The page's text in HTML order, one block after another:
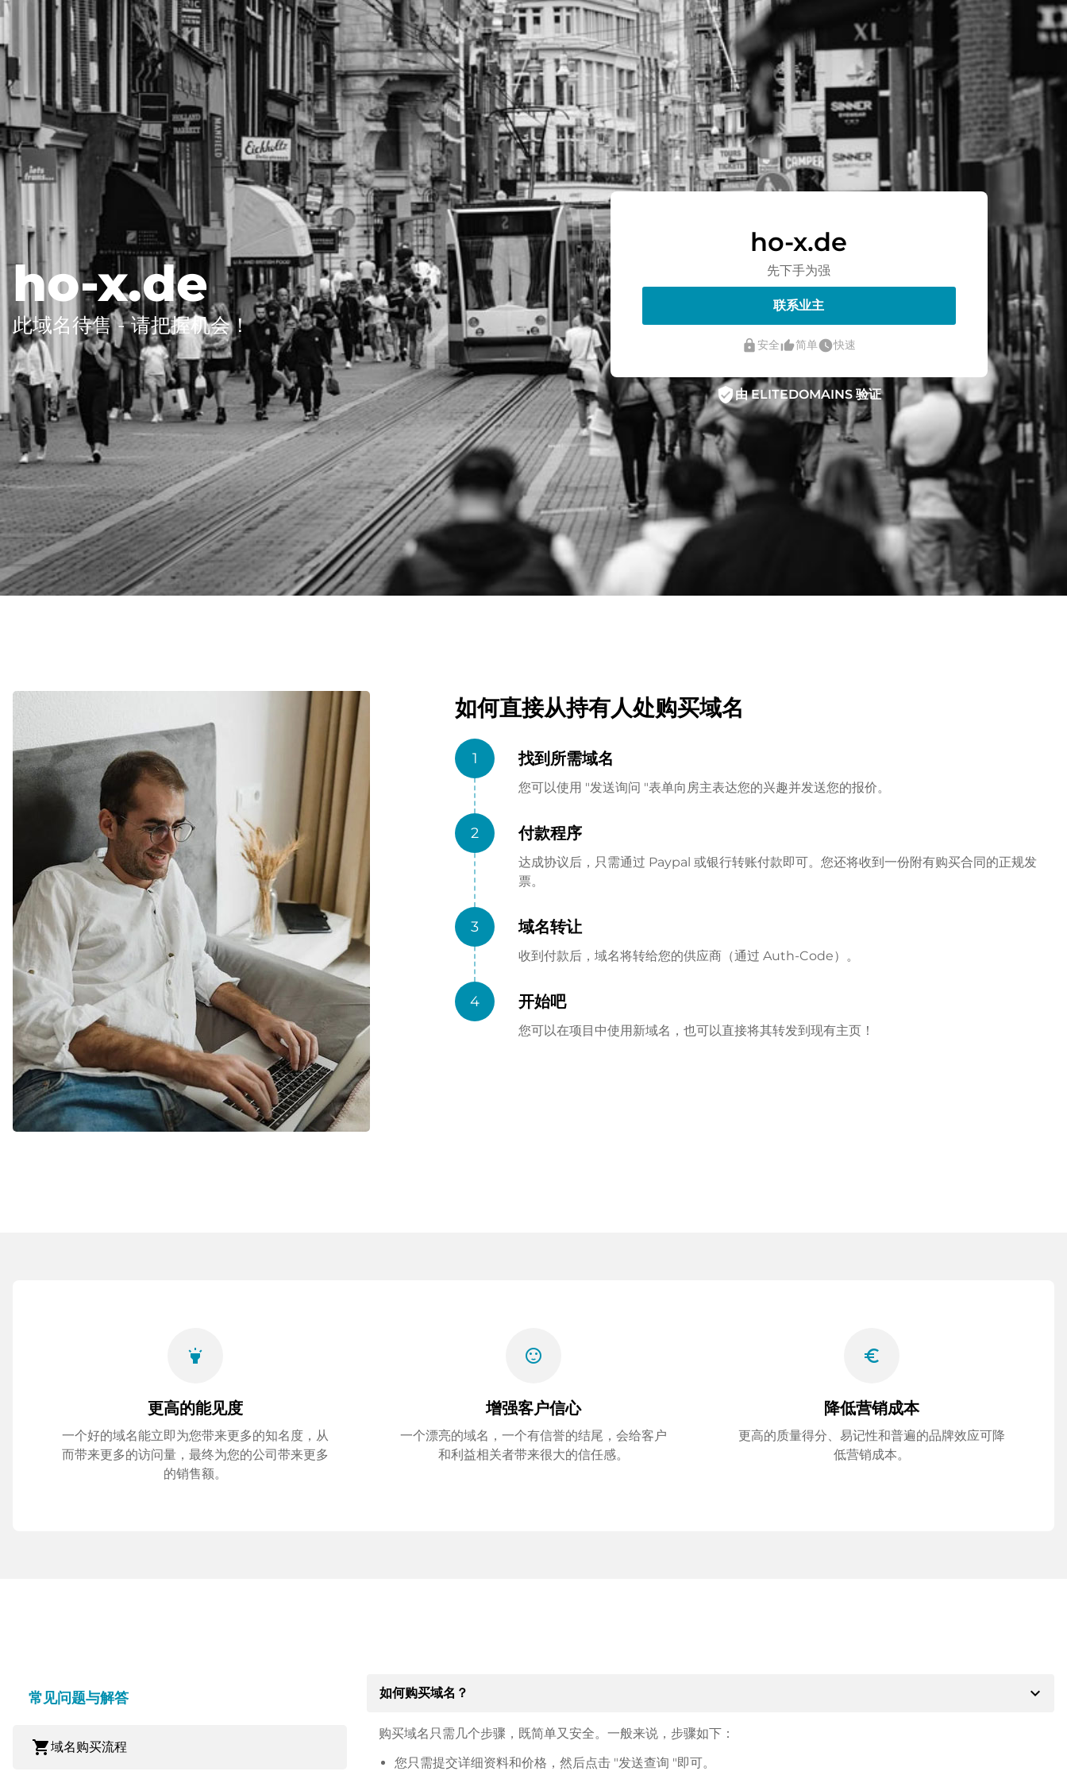
ho-x.de
此域名待售 - 请把握机会！
ho-x.de
先下手为强
联系业主
lock安全thumb_up_alt简单watch_later快速
verified_user由 ELITEDOMAINS 验证
如何直接从持有人处购买域名
1 找到所需域名
您可以使用 "发送询问 "表单向房主表达您的兴趣并发送您的报价。
2 付款程序
达成协议后，只需通过 Paypal 或银行转账付款即可。您还将收到一份附有购买合同的正规发
票。
3 域名转让
收到付款后，域名将转给您的供应商（通过 Auth-Code）。
4 开始吧
您可以在项目中使用新域名，也可以直接将其转发到现有主页！
highlight
更高的能见度
一个好的域名能立即为您带来更多的知名度，从
而带来更多的访问量，最终为您的公司带来更多
的销售额。
sentiment_satisfied
增强客户信心
一个漂亮的域名，一个有信誉的结尾，会给客户
和利益相关者带来很大的信任感。
euro_symbol
降低营销成本
更高的质量得分、易记性和普遍的品牌效应可降
低营销成本。
常见问题与解答
shopping_cart域名购买流程
如何购买域名？ expand_more
购买域名只需几个步骤，既简单又安全。一般来说，步骤如下：
您只需提交详细资料和价格，然后点击 "发送查询 "即可。